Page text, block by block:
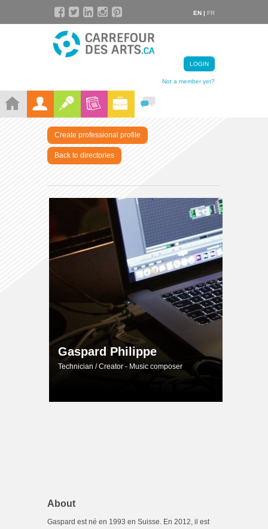
EN | FR
LOGIN
Not a member yet?
Create professional profile
Back to directories
Gaspard Philippe
Technician / Creator - Music composer
About
Gaspard est né en 1993 en Suisse. En 2012, il est